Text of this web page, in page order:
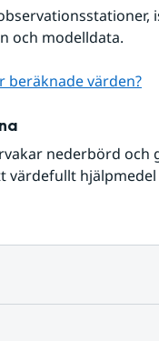
och modelldata.
beräknade värden?
nederbörd
värdefullt